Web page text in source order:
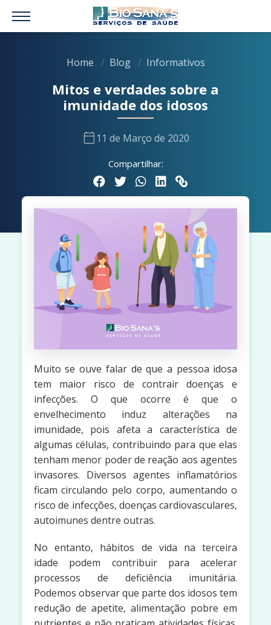
Home Blog Informativos
Mitos e verdades sobre a
imunidade dos idosos
calendar_today 11 de Março de 2020
Compartilhar:
Muito se ouve falar de que a pessoa idosa
tem maior risco de contrair doenças e
infecções. O que ocorre é que o
envelhecimento induz alterações na
imunidade, pois afeta a característica de
algumas células, contribuindo para que elas
tenham menor poder de reação aos agentes
invasores. Diversos agentes inflamatórios
ficam circulando pelo corpo, aumentando o
risco de infecções, doenças cardiovasculares,
autoimunes dentre outras.
No entanto, hábitos de vida na terceira
idade podem contribuir para acelerar
processos de deficiência imunitária.
Podemos observar que parte dos idosos tem
redução de apetite, alimentação pobre em